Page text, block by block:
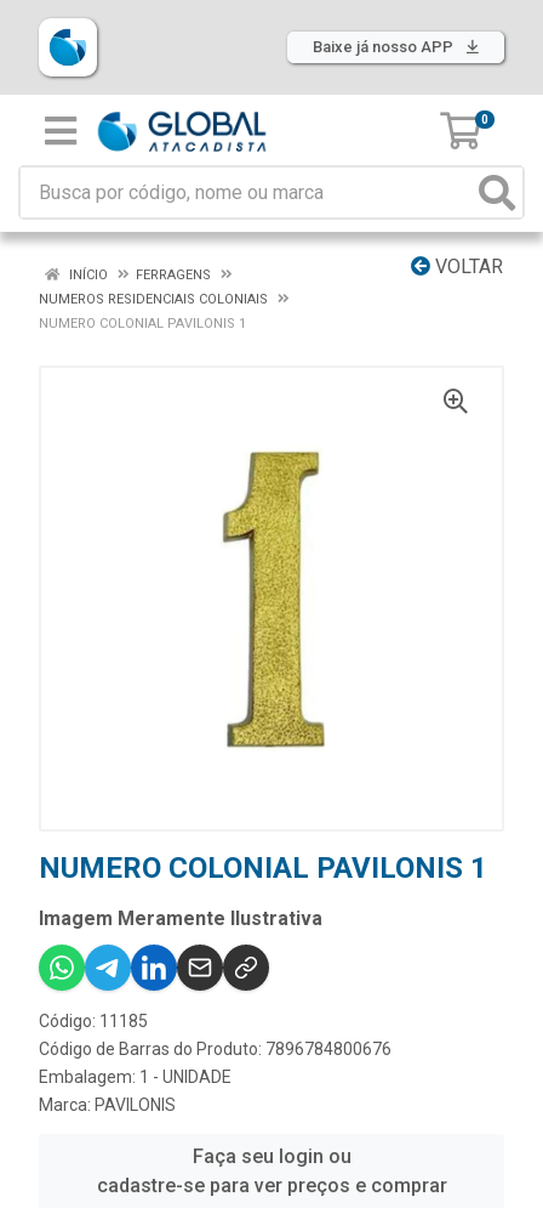
Baixe já nosso APP
0
VOLTAR
INÍCIO
FERRAGENS
NUMEROS RESIDENCIAIS COLONIAIS
NUMERO COLONIAL PAVILONIS 1
NUMERO COLONIAL PAVILONIS 1
Imagem Meramente Ilustrativa
Código: 11185
Código de Barras do Produto: 7896784800676
Embalagem: 1 - UNIDADE
Marca: PAVILONIS
Faça seu login ou
cadastre-se para ver preços e comprar